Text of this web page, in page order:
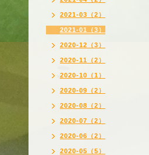
2021-03（2）
2021-01（3）
2020-12（3）
2020-11（2）
2020-10（1）
2020-09（2）
2020-08（2）
2020-07（2）
2020-06（2）
2020-05（5）